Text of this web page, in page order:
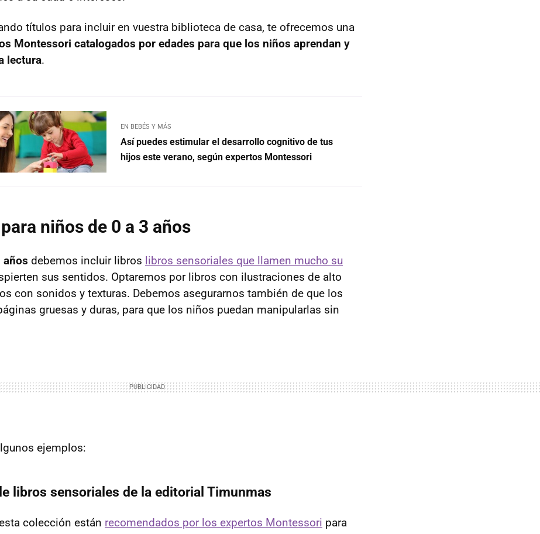
títulos para incluir en vuestra biblioteca de casa, te ofrecemos una
Montessori catalogados por edades para que los niños aprendan y
lectura.
EN BEBÉS Y MÁS
Así puedes estimular el desarrollo cognitivo de tus
hijos este verano, según expertos Montessori
niños de 0 a 3 años
años debemos incluir libros libros sensoriales que llamen mucho su
sus sentidos. Optaremos por libros con ilustraciones de alto
con sonidos y texturas. Debemos asegurarnos también de que los
gruesas y duras, para que los niños puedan manipularlas sin
ejemplos:
libros sensoriales de la editorial Timunmas
colección están recomendados por los expertos Montessori para